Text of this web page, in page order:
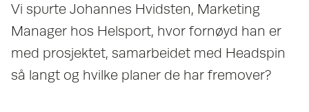
Vi spurte Johannes Hvidsten, Marketing
Manager hos Helsport, hvor fornøyd han er
med prosjektet, samarbeidet med Headspin
så langt og hvilke planer de har fremover?